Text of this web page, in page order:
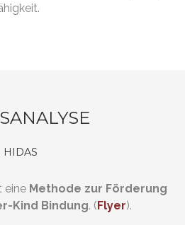
HIDAS
eine Methode zur Förderung
Kind Bindung. (Flyer).